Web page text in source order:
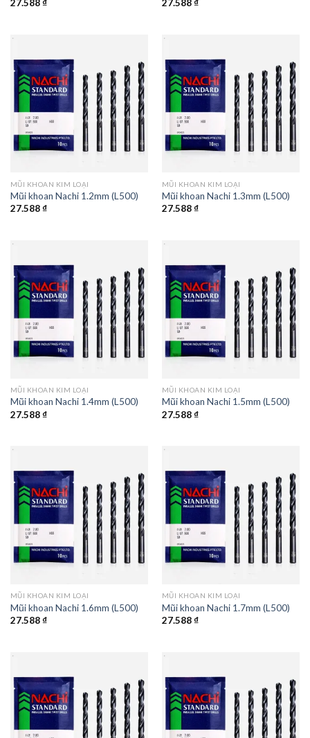
27.588₫ 27.588₫
MŨI KHOAN KIM LOẠI
Mũi khoan Nachi 1.2mm (L500)
27.588₫
MŨI KHOAN KIM LOẠI
Mũi khoan Nachi 1.3mm (L500)
27.588₫
MŨI KHOAN KIM LOẠI
Mũi khoan Nachi 1.4mm (L500)
27.588₫
MŨI KHOAN KIM LOẠI
Mũi khoan Nachi 1.5mm (L500)
27.588₫
MŨI KHOAN KIM LOẠI
Mũi khoan Nachi 1.6mm (L500)
27.588₫
MŨI KHOAN KIM LOẠI
Mũi khoan Nachi 1.7mm (L500)
27.588₫